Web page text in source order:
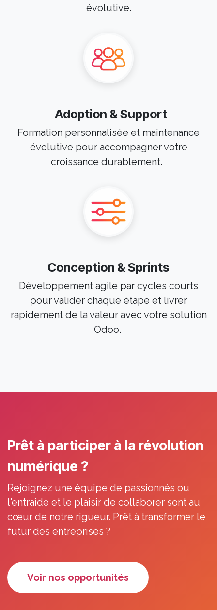
évolutive.
Adoption & Support
Formation personnalisée et maintenance
évolutive pour accompagner votre
croissance durablement.
Conception & Sprints
Développement agile par cycles courts
pour valider chaque étape et livrer
rapidement de la valeur avec votre solution
Odoo.
Prêt à participer à la révolution
numérique ?
Rejoignez une équipe de passionnés où
l'entraide et le plaisir de collaborer sont au
cœur de notre rigueur. Prêt à transformer le
futur des entreprises ?
Voir nos opportu​​​​​​nités